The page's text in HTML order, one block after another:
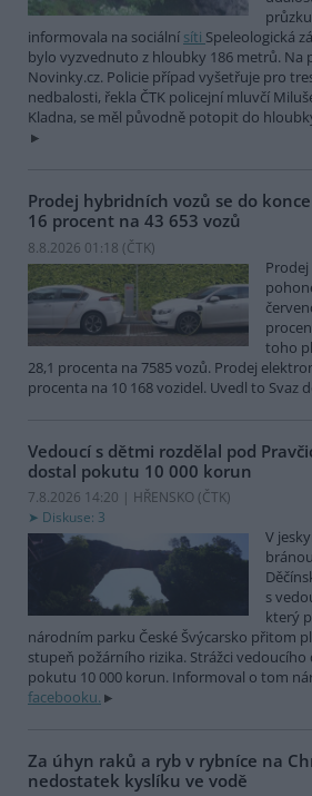
informovala na sociální síti Speleologická
bylo vyzvednuto z hloubky 186 metrů. Na
Novinky.cz. Policie případ vyšetřuje pro
nedbalosti, řekla ČTK policejní mluvčí
Kladna, se měl původně potopit do
Prodej hybridních vozů se do
16 procent na 43 653 vozů
8.8.2026 01:18 (ČTK)
toho
28,1 procenta na 7585 vozů. Prodej
procenta na 10 168 vozidel. Uvedl to Svaz
Vedoucí s dětmi rozdělal pod
dostal pokutu 10 000 korun
7.8.2026 14:20 | HŘENSKO (ČTK)
Diskuse: 3
V
s
který
národním parku České Švýcarsko přitom
stupeň požárního rizika. Strážci
pokutu 10 000 korun. Informoval o tom
facebooku.
Za úhyn raků a ryb v rybníce na
nedostatek kyslíku ve vodě